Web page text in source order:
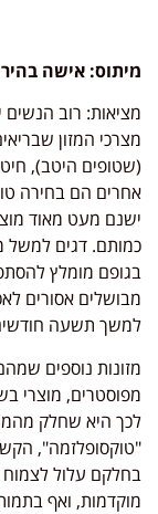
מיתוס: אישה
מציאות: רוב הנשים
מצרכי המזון
(שטופים היטב),
אחרים הם בחירה
ישנם מעט מאוד
כמותם. דגים למשל
בגופם מומלץ
מבושלים אסורים
למשך תשעה
מזונות נוספים
מפוסטרים, מוצרי
לכך היא שחלק
"טוקסופלזמה",
בחלקם עלול לצמוח
מוקדמות, ואף